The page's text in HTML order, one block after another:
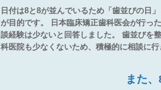
日付は8と8が並んでいるため「歯並びの日
が目的です。 日本臨床矯正歯科医会が行っ
談経験は少ないと回答しました。 歯並びを
科医院も少なくないため、積極的に相談に行
また